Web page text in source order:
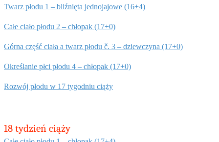
Twarz płodu 1 – bliźnięta jednojajowe (16+4)
Całe ciało płodu 2 – chłopak (17+0)
Górna część ciała a twarz płodu č. 3 – dziewczyna (17+0)
Określanie płci płodu 4 – chłopak (17+0)
Rozwój płodu w 17 tygodniu ciąży
18 tydzień ciąży